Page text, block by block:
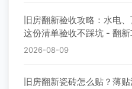
旧房翻新验收攻略：水电
这份清单验收不踩坑 - 翻新
2026-08-09
旧房翻新瓷砖怎么贴？薄